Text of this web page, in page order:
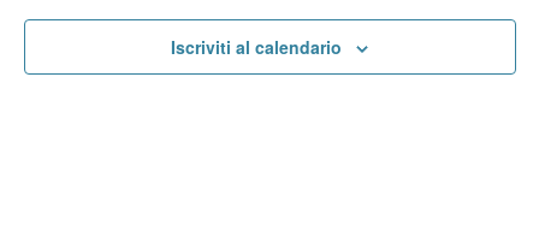
Iscriviti al calendario